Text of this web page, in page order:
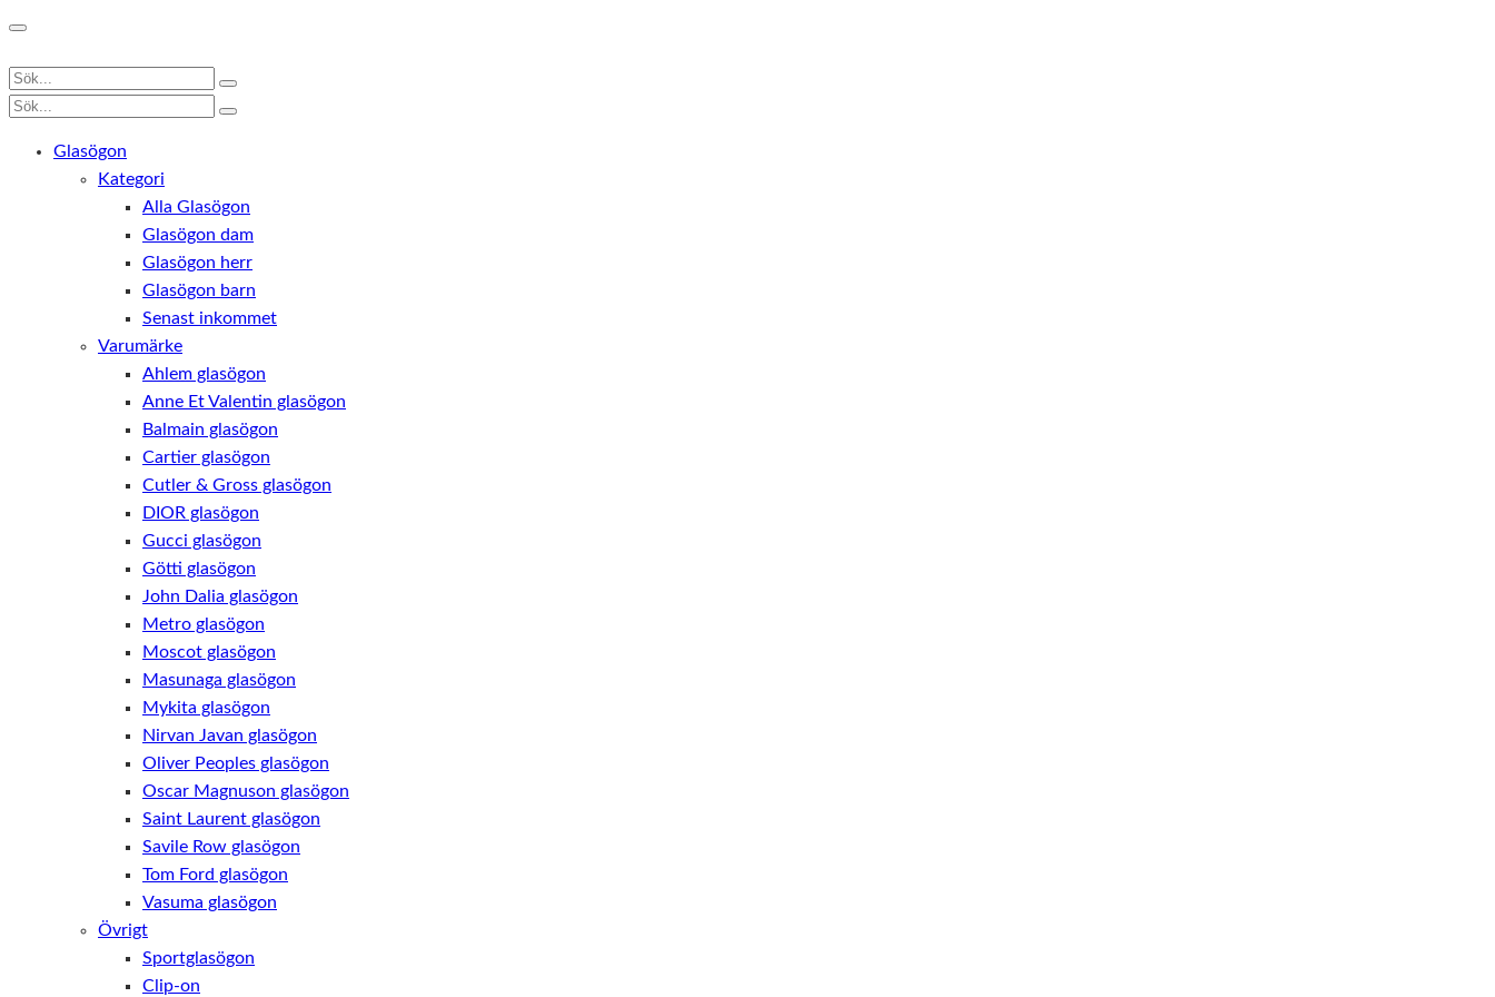
Glasögon
Kategori
Alla Glasögon
Glasögon dam
Glasögon herr
Glasögon barn
Senast inkommet
Varumärke
Ahlem glasögon
Anne Et Valentin glasögon
Balmain glasögon
Cartier glasögon
Cutler & Gross glasögon
DIOR glasögon
Gucci glasögon
Götti glasögon
John Dalia glasögon
Metro glasögon
Moscot glasögon
Masunaga glasögon
Mykita glasögon
Nirvan Javan glasögon
Oliver Peoples glasögon
Oscar Magnuson glasögon
Saint Laurent glasögon
Savile Row glasögon
Tom Ford glasögon
Vasuma glasögon
Övrigt
Sportglasögon
Clip-on